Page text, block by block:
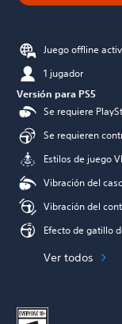
Juego offline
1 jugador
Versión para PS5
Se requiere
Se requieren
Estilos de juego
Vibración del
Vibración del
Efecto de gatillo
Ver todos